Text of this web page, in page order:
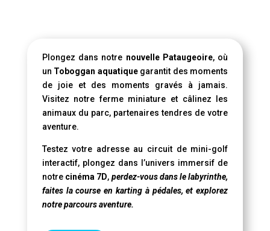
Plongez dans notre nouvelle Pataugeoire, où
un Toboggan aquatiquegarantit des moments
de joie et des moments gravés à jamais.
Visitez notre ferme miniature et câlinez les
animaux du parc, partenaires tendres de votre
aventure.
Testez votre adresse au circuit de mini-golf
interactif, plongez dans l’univers immersif de
notre cinéma 7D, perdez-vous dans le labyrinthe,
faites la course en karting à pédales, et explorez
notre parcours aventure.